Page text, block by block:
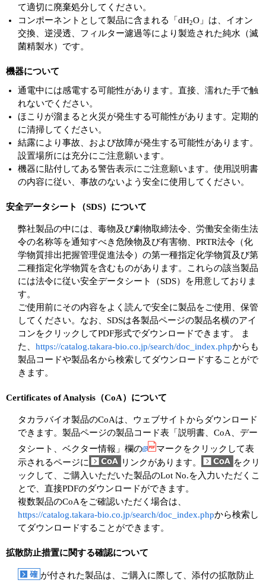
て適切に廃棄処分してください。
コンポーネントとして製品に含まれる「dH2O」は、イオン
交換、逆浸透、フィルター濾過等により製造された純水（滅
菌精製水）です。
機器について
通電中には感電する可能性があります。直接、濡れた手で触
れないでください。
ほこりが溜まると火災が発生する可能性があります。定期的
に清掃してください。
結露により事故、および故障が発生する可能性があります。
設置場所には充分にご注意願います。
機器に貼付してある警告表示にご注意願います。使用説明書
の内容に従い、事故のないよう安全に使用してください。
安全データシート（SDS）について
弊社製品の中には、毒物及び劇物取締法令、労働安全衛生法
令の名称等を通知すべき危険物及び有害物、PRTR法令（化
学物質排出把握管理促進法令）の第一種指定化学物質及び第
二種指定化学物質を含むものがあります。これらの該当製品
には法令に従い安全データシート（SDS）を用意しておりま
す。
ご使用前にその内容をよく読んで安全に製品をご使用、保管
してください。なお、SDSは各製品ページの製品名横のアイ
コンをクリックしてPDF形式でダウンロードできます。 ま
た、 https://catalog.takara-bio.co.jp/search/doc_index.phpからも
製品コードや製品名から検索してダウンロードすることがで
きます。
Certificates of Analysis（CoA）について
タカラバイオ製品のCoAは、ウェブサイトからダウンロード
できます。製品ページの製品コード表「説明書、CoA、デー
タシート、ベクター情報」欄の
マークをクリックして表
示されるページに
リンクがあります。
をクリ
ックして、ご購入いただいた製品のLot No.を入力いただくこ
とで、直接PDFのダウンロードができます。
複数製品のCoAをご確認いただく場合は、
https://catalog.takara-bio.co.jp/search/doc_index.phpから検索し
てダウンロードすることができます。
拡散防止措置に関する確認について
が付された製品は、ご購入に際して、添付の拡散防止